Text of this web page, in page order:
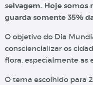
selvagem. Hoje somos
guarda somente 35%
O objetivo do Dia
consciencializar os
flora, especialmente as
O tema escolhido para